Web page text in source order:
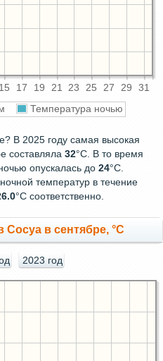
15 17 19 21 23 25 27 29 31
Температура ночью
В 2025 году самая высокая
составляла 32°С. В то время
опускалась до 24°C.
температур в течение
°С соответственно.
в сентябре, °C
2023 год